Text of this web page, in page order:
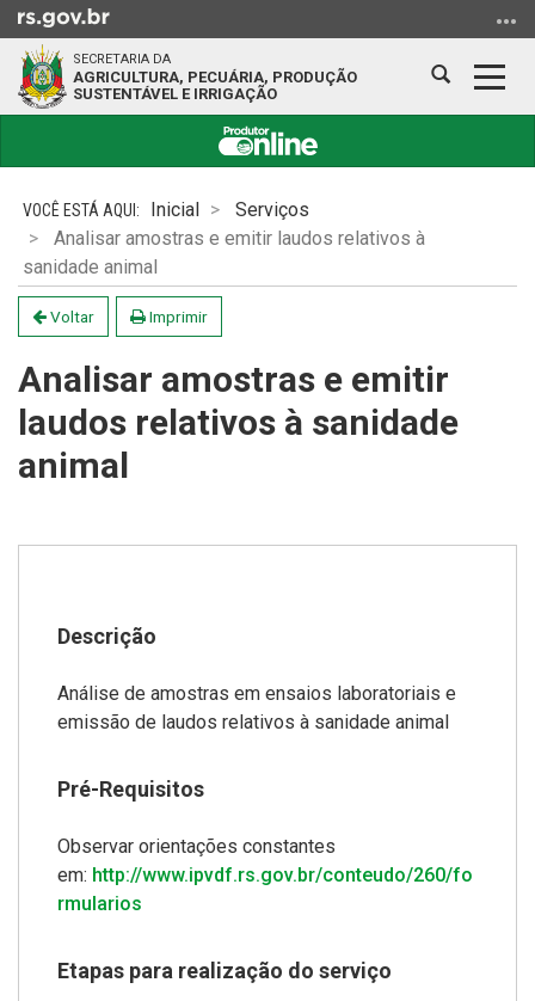
para
conteúdo
menu
para
busca
SECRETARIA DA
AGRICULTURA, PECUÁRIA, PRODUÇÃO
SUSTENTÁVEL E IRRIGAÇÃO
Abrir
conteúdo
Inicial
Serviços
Analisar amostras e emitir laudos relativos à
sanidade animal
Voltar Imprimir
Analisar amostras e emitir
laudos relativos à sanidade
animal
Descrição
Análise de amostras em ensaios laboratoriais e
emissão de laudos relativos à sanidade animal
Pré-Requisitos
Observar orientações constantes
em: http://www.ipvdf.rs.gov.br/conteudo/260/fo
rmularios
Etapas para realização do serviço